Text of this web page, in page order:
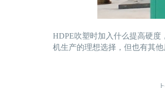
HDPE吹塑时加入什么提高硬
机生产的理想选择，但也有其